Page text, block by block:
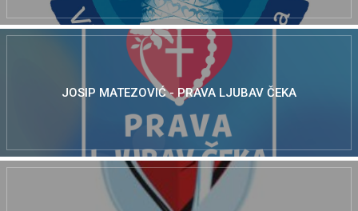
JOSIP MATEZOVIĆ - PRAVA LJUBAV ČEKA